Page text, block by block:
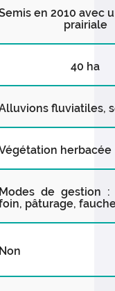
en 2010 avec
prairiale
40 ha
fluviatiles,
herbacée
Modes de gestion
pâturage,
Non